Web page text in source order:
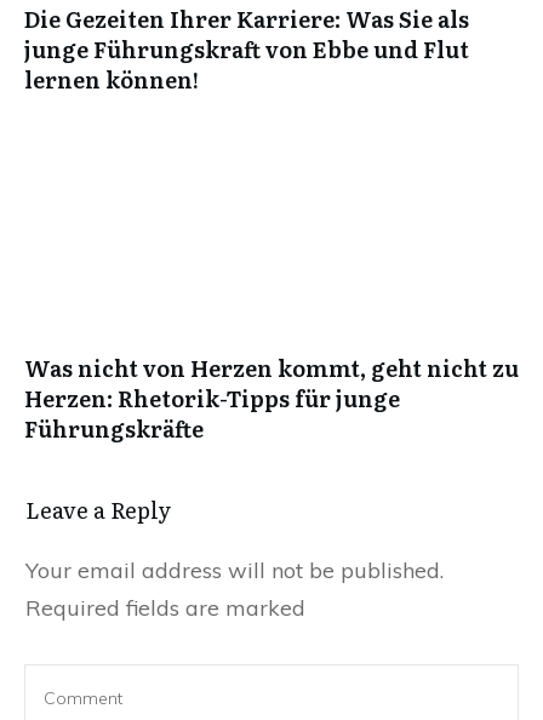
Die Gezeiten Ihrer Karriere: Was Sie als
junge Führungskraft von Ebbe und Flut
lernen können!
Was nicht von Herzen kommt, geht nicht zu
Herzen: Rhetorik-Tipps für junge
Führungskräfte
Leave a Reply
Your email address will not be published.
Required fields are marked